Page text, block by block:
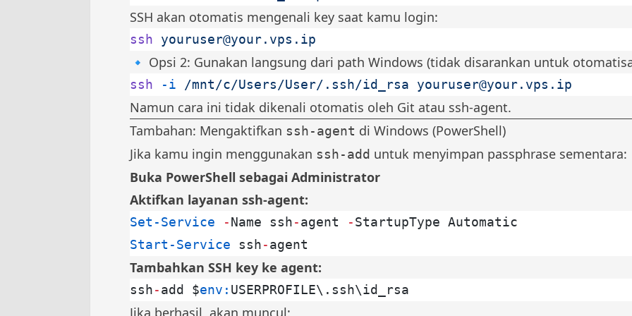
SSH akan otomatis mengenali key saat kamu login:
ssh youruser@your.vps.ip
🔹 Opsi 2: Gunakan langsung dari path Windows (tidak disarankan untuk
ssh -i /mnt/c/Users/User/.ssh/id_rsa youruser@your.vps.ip
Namun cara ini tidak dikenali otomatis oleh Git atau ssh-agent.
Tambahan: Mengaktifkan ssh-agent di Windows (PowerShell)
Jika kamu ingin menggunakan ssh-add untuk menyimpan passphrase sementara:
Buka PowerShell sebagai Administrator
Aktifkan layanan ssh-agent:
Set-Service -Name ssh-agent -StartupType Automatic
Start-Service ssh-agent
Tambahkan SSH key ke agent:
ssh-add $env: USERPROFILE\.ssh\id_rsa
Jika berhasil, akan muncul: